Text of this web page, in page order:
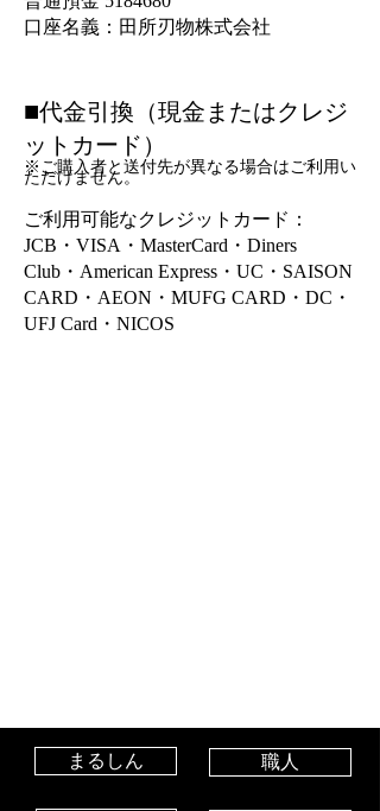
口座名義：田所刃物株式会社
■代金引換（現金またはクレジ
ットカード）
※ご購入者と送付先が異なる場合はご利用い
ただけません。
ご利用可能なクレジットカード：
JCB・VISA・MasterCard・Diners
Club・American Express・UC・SAISON
CARD・AEON・MUFG CARD・DC・
UFJ Card・NICOS
まるしん 職人